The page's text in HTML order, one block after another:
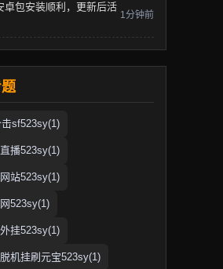
卓包安装顺利，更新后活
1分钟前
sf523sy(1)
播523sy(1)
站523sy(1)
523sy(1)
挂523sy(1)
机挂刷元宝523sy(1)